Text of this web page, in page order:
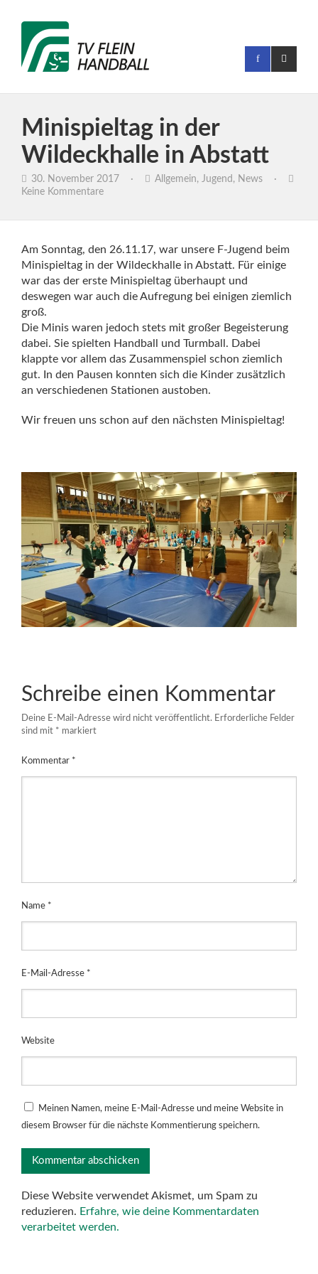
Minispieltag in der
Wildeckhalle in Abstatt
30. November 2017 · Allgemein, Jugend , News
·
Keine Kommentare
Am Sonntag, den 26.11.17, war unsere F-Jugend beim
Minispieltag in der Wildeckhalle in Abstatt. Für einige
war das der erste Minispieltag überhaupt und
deswegen war auch die Aufregung bei einigen ziemlich
groß.
Die Minis waren jedoch stets mit großer Begeisterung
dabei. Sie spielten Handball und Turmball. Dabei
klappte vor allem das Zusammenspiel schon ziemlich
gut. In den Pausen konnten sich die Kinder zusätzlich
an verschiedenen Stationen austoben.
Wir freuen uns schon auf den nächsten Minispieltag!
Schreibe einen Kommentar
Deine E-Mail-Adresse wird nicht veröffentlicht. Erforderliche Felder
sind mit * markiert
Kommentar *
Name *
E-Mail-Adresse *
Website
Meinen Namen, meine E-Mail-Adresse und meine Website in
diesem Browser für die nächste Kommentierung speichern.
Diese Website verwendet Akismet, um Spam zu
reduzieren. Erfahre, wie deine Kommentardaten
verarbeitet werden.